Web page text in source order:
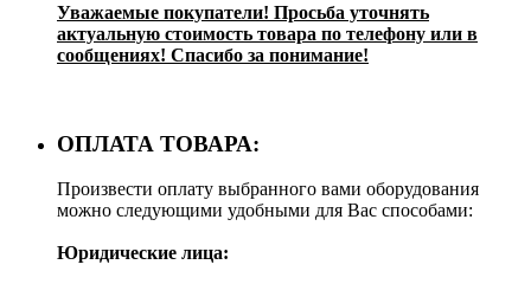
Уважаемые покупатели! Просьба уточнять
актуальную стоимость товара по телефону или в
сообщениях! Спасибо за понимание!
ОПЛАТА ТОВАРА:
Произвести оплату выбранного вами оборудования
можно следующими удобными для Вас способами:
Юридические лица: